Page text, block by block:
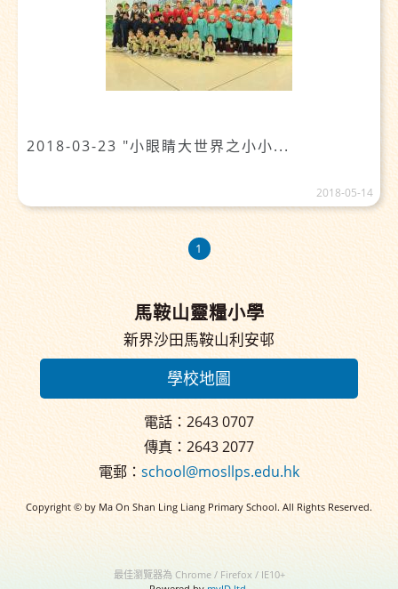
2018-03-23 "小眼睛大世界之小小...
2018-05-14
1
馬鞍山靈糧小學
新界沙田馬鞍山利安邨
學校地圖
電話：2643 0707
傳真：2643 2077
電郵：school@mosllps.edu.hk
Copyright © by Ma On Shan Ling Liang Primary School. All Rights Reserved.
最佳瀏覽器為 Chrome / Firefox / IE10+